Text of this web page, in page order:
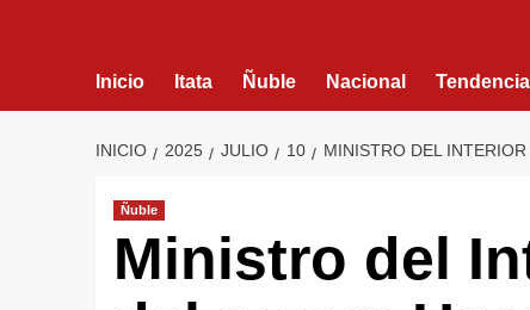
Inicio Itata Ñuble Nacional
INICIO 2025 JULIO 10 MINISTRO DEL
Ñuble
Ministro del